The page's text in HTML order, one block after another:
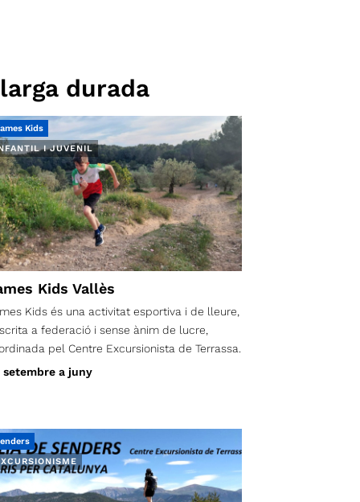
durada
I JUVENIL
Kids
Kids Vallès
Kids és una activitat esportiva i de lleure,
a federació i sense ànim de lucre,
pel Centre Excursionista de Terrassa.
setembre a juny